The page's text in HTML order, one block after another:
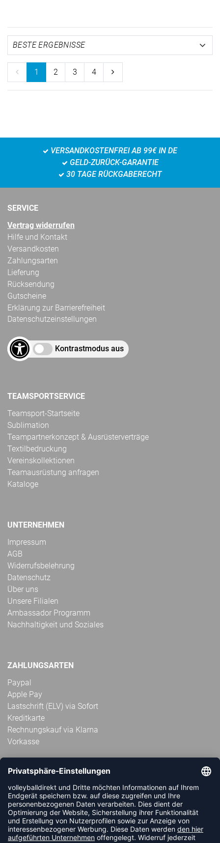
1 2 3 4
VERSANDKOSTENFREI AB 99€ IN DE
GELD-ZURÜCK-GARANTIE
30 TAGE RÜCKGABERECHT
SERVICE
Vertrag widerrufen
Hilfe und Kontakt
Versandkosten
Zahlungsarten
Lieferung
Rücksendung
Gutscheine
Erklärung zur Barrierefreiheit
Datenschutzeinstellungen
Kontrastmodus aus
TEAMSPORTSERVICE
Teamsport-Startseite
Sublimation
Teampartnerkonzept & Ausrüsterverträge
Textilbedruckung
Vereinskollektionen
Teamausrüstung anfragen
Kataloge
UNTERNEHMEN
Impressum
AGB
Widerrufsbelehrung
Datenschutz
Über uns
Unsere Filialen
Ambassador Programm
Nachhaltigkeit und Soziales
ZAHLUNGSARTEN
Paypal
Apple Pay
Lastschrift (ELV) via Sofort
Kreditkarte
Rechnungskauf via Klarna
Vorkasse
ABONNIERE JETZT DEN KOSTENLOSEN
VOLLEYBALLDIREKT-NEWSLETTER UND VERPASSE KEINE
NEUIGKEIT ODER AKTION MEHR.
JETZT ANMELDEN